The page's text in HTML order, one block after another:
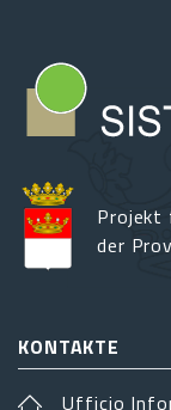
Projekt
der
KONTAKTE
Ufficio